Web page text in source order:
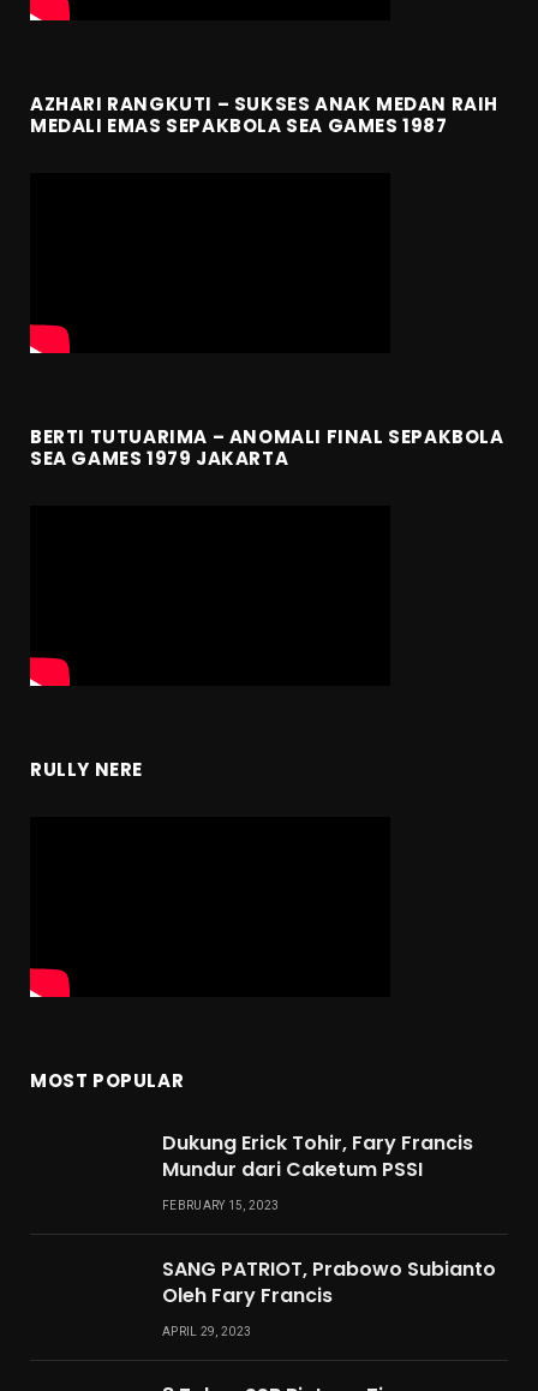
AZHARI RANGKUTI – SUKSES ANAK MEDAN RAIH
MEDALI EMAS SEPAKBOLA SEA GAMES 1987
BERTI TUTUARIMA – ANOMALI FINAL SEPAKBOLA
SEA GAMES 1979 JAKARTA
RULLY NERE
MOST POPULAR
Dukung Erick Tohir, Fary Francis
Mundur dari Caketum PSSI
FEBRUARY 15, 2023
SANG PATRIOT, Prabowo Subianto
Oleh Fary Francis
APRIL 29, 2023